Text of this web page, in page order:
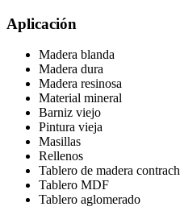
Aplicación
Madera blanda
Madera dura
Madera resinosa
Material mineral
Barniz viejo
Pintura vieja
Masillas
Rellenos
Tablero de madera
Tablero MDF
Tablero aglomerado